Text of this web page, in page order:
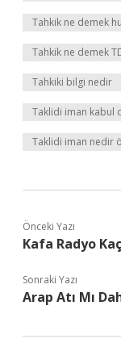
Tahkik ne demek
Tahkik ne demek
Tahkiki bilgi nedir
Taklidi iman kabul
Taklidi iman nedir
Önceki Yazı
Kafa Radyo Kaç
Sonraki Yazı
Arap Atı Mı